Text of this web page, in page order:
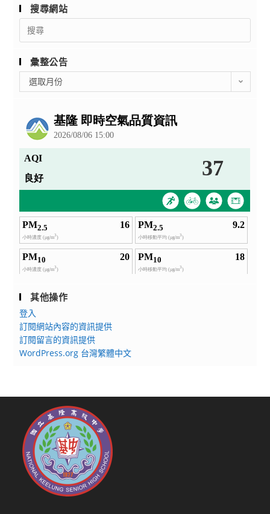
搜尋網站
Search
for:
彙整公告
整
選取月份
其他操作
登入
訂閱網站內容的資訊提供
訂閱留言的資訊提供
WordPress.org 台灣繁體中文